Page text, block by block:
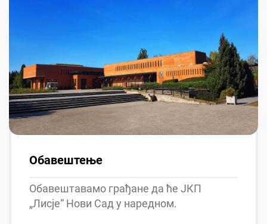
Обавештење
Обавештавамо грађане да ће ЈКП
„Лисје“ Нови Сад у наредном.